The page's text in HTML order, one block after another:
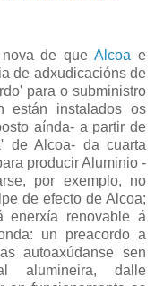
nova de queAlcoa e
de adxudicacións de
para o subministro
están instalados os
aínda- a partir de
de Alcoa- da cuarta
producir Aluminio -
por exemplo, no
de efecto de Alcoa;
enerxía renovable á
un preacordo a
autoaxúdanse sen
alumineira, dalle